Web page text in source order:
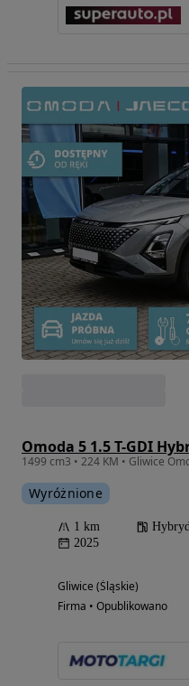
Omoda 5 1.5 T-GDI
Wyróżnione
1 km
2025
Gliwice (Śląskie)
Firma • Opublikowano